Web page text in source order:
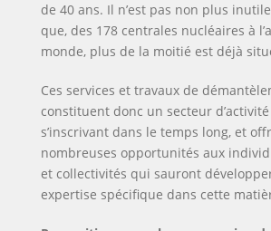
de 40 ans. Il n’est pas non plus
que, des 178 centrales nucléaires à
monde, plus de la moitié est déjà
Ces services et travaux de
constituent donc un secteur
s’inscrivant dans le temps long, et
nombreuses opportunités aux
et collectivités qui sauront
expertise spécifique dans cette